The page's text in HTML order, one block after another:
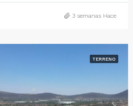
3 semanas Hace
TERRENO